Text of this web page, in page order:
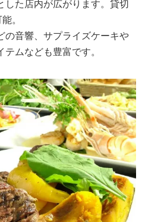
した店内が広がります。貸切
。
の音響、サプライズケーキや
ムなども豊富です。